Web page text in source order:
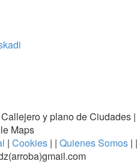
y plano de Ciudades|
Maps
| Cookies | | Quienes Somos | |